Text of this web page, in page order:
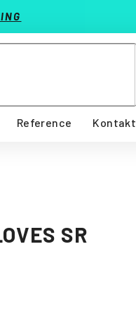
Reference Kontakt
SR